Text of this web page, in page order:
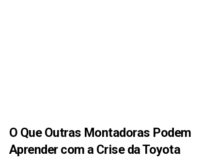
O Que Outras Montadoras Podem
Aprender com a Crise da Toyota